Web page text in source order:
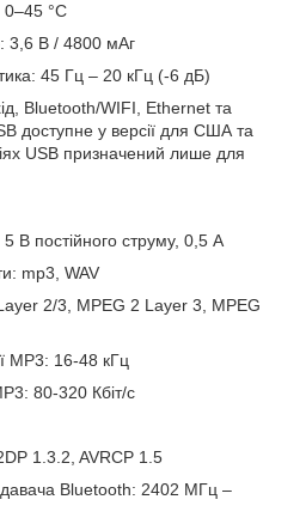
0–45 °C
3,6 В / 4800 мАг
45 Гц – 20 кГц (-6 дБ)
Bluetooth/WIFI, Ethernet та
доступне у версії для США та
USB призначений лише для
В постійного струму, 0,5 А
mp3, WAV
2/3, MPEG 2 Layer 3, MPEG
MP3: 16-48 кГц
80-320 Кбіт/с
1.3.2, AVRCP 1.5
Bluetooth: 2402 МГц –